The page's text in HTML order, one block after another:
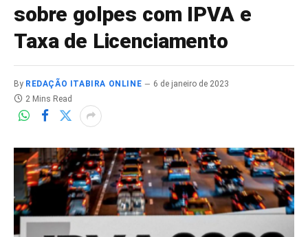
sobre golpes com IPVA e
Taxa de Licenciamento
By REDAÇÃO ITABIRA ONLINE
6 de janeiro de 2023
2 Mins Read